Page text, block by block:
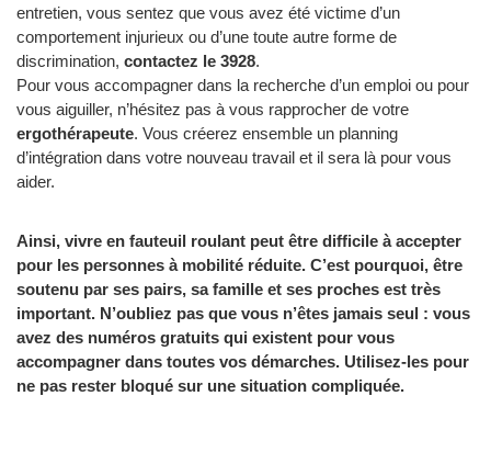
entretien, vous sentez que vous avez été victime d’un
comportement injurieux ou d’une toute autre forme de
discrimination, contactez le 3928.
Pour vous accompagner dans la recherche d’un emploi ou pour
vous aiguiller, n’hésitez pas à vous rapprocher de votre
ergothérapeute. Vous créerez ensemble un planning
d’intégration dans votre nouveau travail et il sera là pour vous
aider.
Ainsi, vivre en fauteuil roulant peut être difficile à accepter
pour les personnes à mobilité réduite. C’est pourquoi, être
soutenu par ses pairs, sa famille et ses proches est très
important. N’oubliez pas que vous n’êtes jamais seul : vous
avez des numéros gratuits qui existent pour vous
accompagner dans toutes vos démarches. Utilisez-les pour
ne pas rester bloqué sur une situation compliquée.